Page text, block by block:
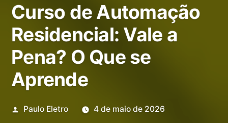
Curso de Automação
Residencial: Vale a
Pena? O Que se
Aprende
Publicado
Paulo Eletro 4 de maio de 2026